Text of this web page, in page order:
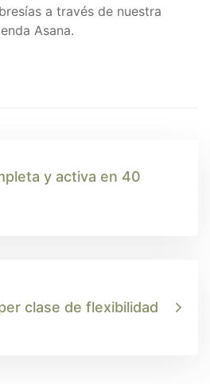
y activa en 40
clase de flexibilidad